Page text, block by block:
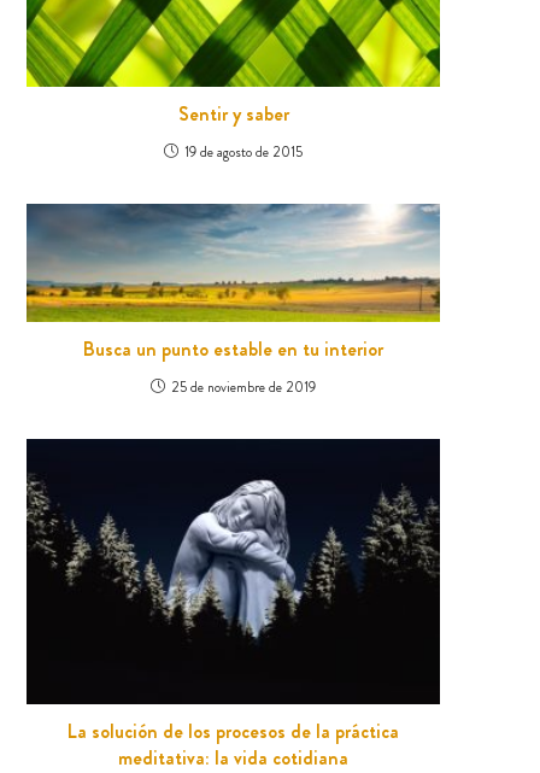
Sentir y saber
19 de agosto de 2015
Busca un punto estable en tu interior
25 de noviembre de 2019
La solución de los procesos de la práctica
meditativa: la vida cotidiana